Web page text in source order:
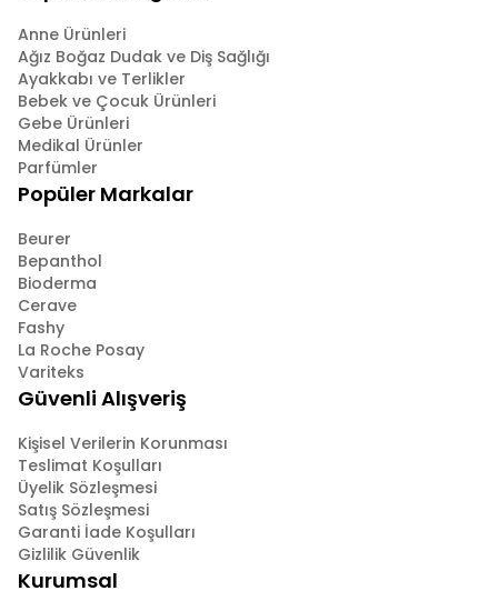
Anne Ürünleri
Ağız Boğaz Dudak ve Diş Sağlığı
Ayakkabı ve Terlikler
Bebek ve Çocuk Ürünleri
Gebe Ürünleri
Medikal Ürünler
Parfümler
Popüler Markalar
Beurer
Bepanthol
Bioderma
Cerave
Fashy
La Roche Posay
Variteks
Güvenli Alışveriş
Kişisel Verilerin Korunması
Teslimat Koşulları
Üyelik Sözleşmesi
Satış Sözleşmesi
Garanti İade Koşulları
Gizlilik Güvenlik
Kurumsal